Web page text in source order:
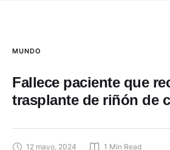
MUNDO
Fallece paciente que
trasplante de riñón de
12 mayo, 2024 1 Min Read